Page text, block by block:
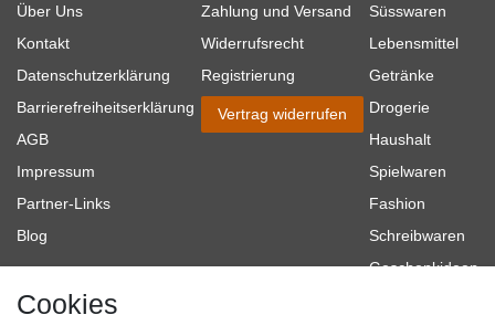
Über Uns
Kontakt
Datenschutzerklärung
Barrierefreiheitserklärung
AGB
Impressum
Partner-Links
Blog
Zahlung und Versand
Widerrufsrecht
Registrierung
Vertrag widerrufen
Süsswaren
Lebensmittel
Getränke
Drogerie
Haushalt
Spielwaren
Fashion
Schreibwaren
Geschenkideen
Cookies